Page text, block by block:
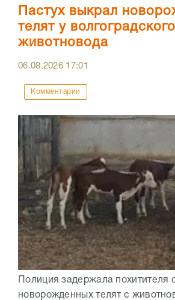
Пастух выкрал
телят у волгоградского
животновода
06.08.2026 17:01
Комментарии
Полиция задержала похитителя
новорожденных телят с